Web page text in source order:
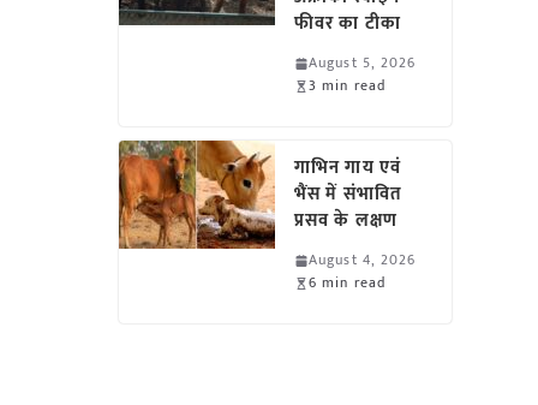
फीवर का टीका
August 5, 2026
3 min read
गाभिन गाय एवं
भैंस में संभावित
प्रसव के लक्षण
August 4, 2026
6 min read